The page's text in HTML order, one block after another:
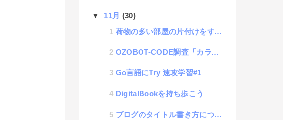
▼ 11月 (30)
荷物の多い部屋の片付けをするポイント
OZOBOT-CODE調査「カラー指定を理解する」
Go言語にTry 速攻学習#1
DigitalBookを持ち歩こう
ブログのタイトル書き方についての検討